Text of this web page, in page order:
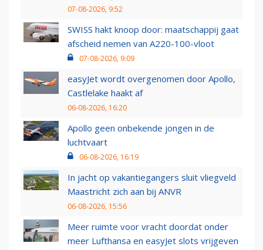
07-08-2026, 9:52
SWISS hakt knoop door: maatschappij gaat
afscheid nemen van A220-100-vloot
07-08-2026, 9:09
easyJet wordt overgenomen door Apollo,
Castlelake haakt af
06-08-2026, 16:20
Apollo geen onbekende jongen in de
luchtvaart
06-08-2026, 16:19
In jacht op vakantiegangers sluit vliegveld
Maastricht zich aan bij ANVR
06-08-2026, 15:56
Meer ruimte voor vracht doordat onder
meer Lufthansa en easyJet slots vrijgeven